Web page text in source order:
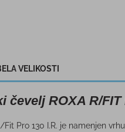
VELIKOSTI
čevelj ROXA R/FIT
Fit Pro 130 I.R. je namenjen